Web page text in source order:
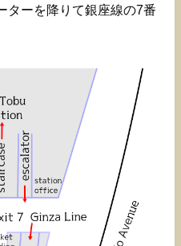
ターを降りて銀座線の7番